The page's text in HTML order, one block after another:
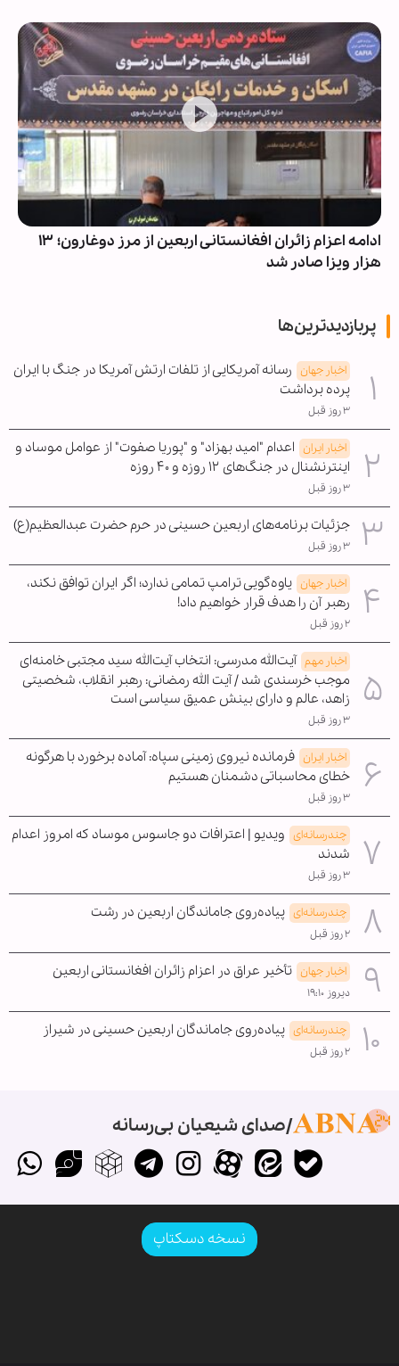
ادامه اعزام زائران افغانستانی اربعین از مرز دوغارون؛ ۱۳
هزار ویزا صادر شد
پربازدیدترین‌ها
اخبار جهان رسانه آمریکایی از تلفات ارتش آمریکا در جنگ با ایران
پرده برداشت
۳ روز قبل
اخبار ایران اعدام "امید بهزاد" و "پوریا صفوت" از عوامل موساد و
اینترنشنال در جنگ‌های ۱۲ روزه و ۴۰ روزه
۳ روز قبل
جزئیات برنامه‌های اربعین حسینی در حرم حضرت عبدالعظیم(ع)
۳ روز قبل
اخبار جهان یاوه‌گویی ترامپ تمامی ندارد؛ اگر ایران توافق نکند،
رهبر آن را هدف قرار خواهیم داد!
۲ روز قبل
اخبار مهم آیت‌الله مدرسی: انتخاب آیت‌الله سید مجتبی خامنه‌ای
موجب خرسندی شد / آیت الله رمضانی: رهبر انقلاب، شخصیتی
زاهد، عالم و دارای بینش عمیق سیاسی است
۳ روز قبل
اخبار ایران فرمانده نیروی زمینی سپاه: آماده برخورد با هرگونه
خطای محاسباتی دشمنان هستیم
۳ روز قبل
چندرسانه‌ای ویدیو | اعترافات دو جاسوس موساد که امروز اعدام
شدند
۳ روز قبل
چندرسانه‌ای پیاده‌روی جاماندگان اربعین در رشت
۲ روز قبل
اخبار جهان تأخیر عراق در اعزام زائران افغانستانی اربعین
دیروز ۱۹:۱۰
چندرسانه‌ای پیاده‌روی جاماندگان اربعین حسینی در شیراز
۲ روز قبل
صدای شیعیان بی‌رسانه
نسخه دسکتاپ